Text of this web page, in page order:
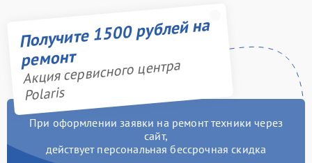
Получите 1500 рублей на
ремонт
Акция сервисного центра
Polaris
При оформлении заявки на ремонт техники через
сайт,
действует персональная бессрочная скидка